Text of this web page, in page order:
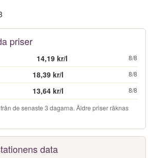
priser
14,19 kr/l 8/8
18,39 kr/l 8/8
13,64 kr/l 8/8
de senaste 3 dagarna. Äldre priser räknas
data